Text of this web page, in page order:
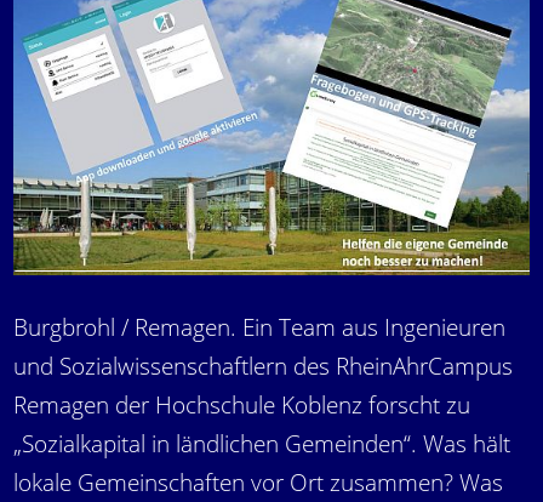
Burgbrohl / Remagen. Ein Team aus Ingenieuren
und Sozialwissenschaftlern des RheinAhrCampus
Remagen der Hochschule Koblenz forscht zu
„Sozialkapital in ländlichen Gemeinden“. Was hält
lokale Gemeinschaften vor Ort zusammen? Was